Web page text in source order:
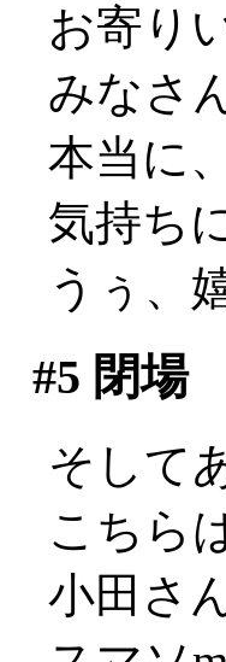
お寄り
みなさ
本当に
気持ち
うぅ、
#5 閉場
そして
こちら
小田さ